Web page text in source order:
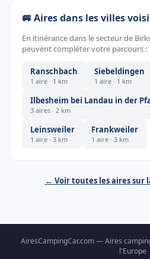
🚐 Aires dans les villes
En itinérance dans le secteur de
peuvent compléter votre parcours :
Ranschbach
1 aire · 1 km
Siebeldingen
1 aire · 1 km
Ilbesheim bei Landau in der
3 aires · 2 km
Leinsweiler
1 aire · 3 km
Frankweiler
1 aire · 3 km
← Voir toutes les aires sur
AiresCampingCar.com — Aires
l'Europe